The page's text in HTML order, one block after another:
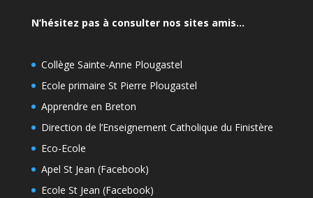
N’hésitez pas à consulter nos sites amis…
Collège Sainte-Anne Plougastel
Ecole primaire St Pierre Plougastel
Apprendre en Breton
Direction de l’Enseignement Catholique du Finistère
Eco-Ecole
Apel St Jean (Facebook)
Ecole St Jean (Facebook)